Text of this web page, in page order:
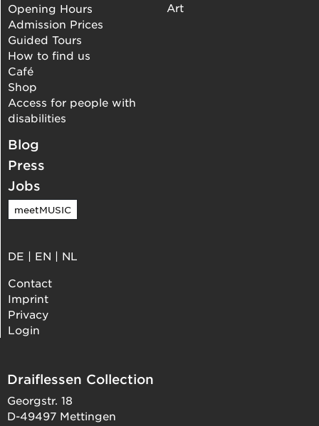
Opening Hours
Admission Prices
Guided Tours
How to find us
Café
Shop
Access for people with
disabilities
Art
Blog
Press
Jobs
meetMUSIC
DE | EN | NL
Contact
Imprint
Privacy
Login
Draiflessen Collection
Georgstr. 18
D-49497 Mettingen